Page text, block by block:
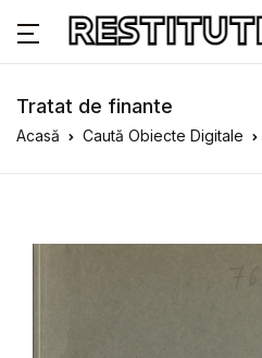
Tratat de finante
Acasă Caută Obiecte Digitale